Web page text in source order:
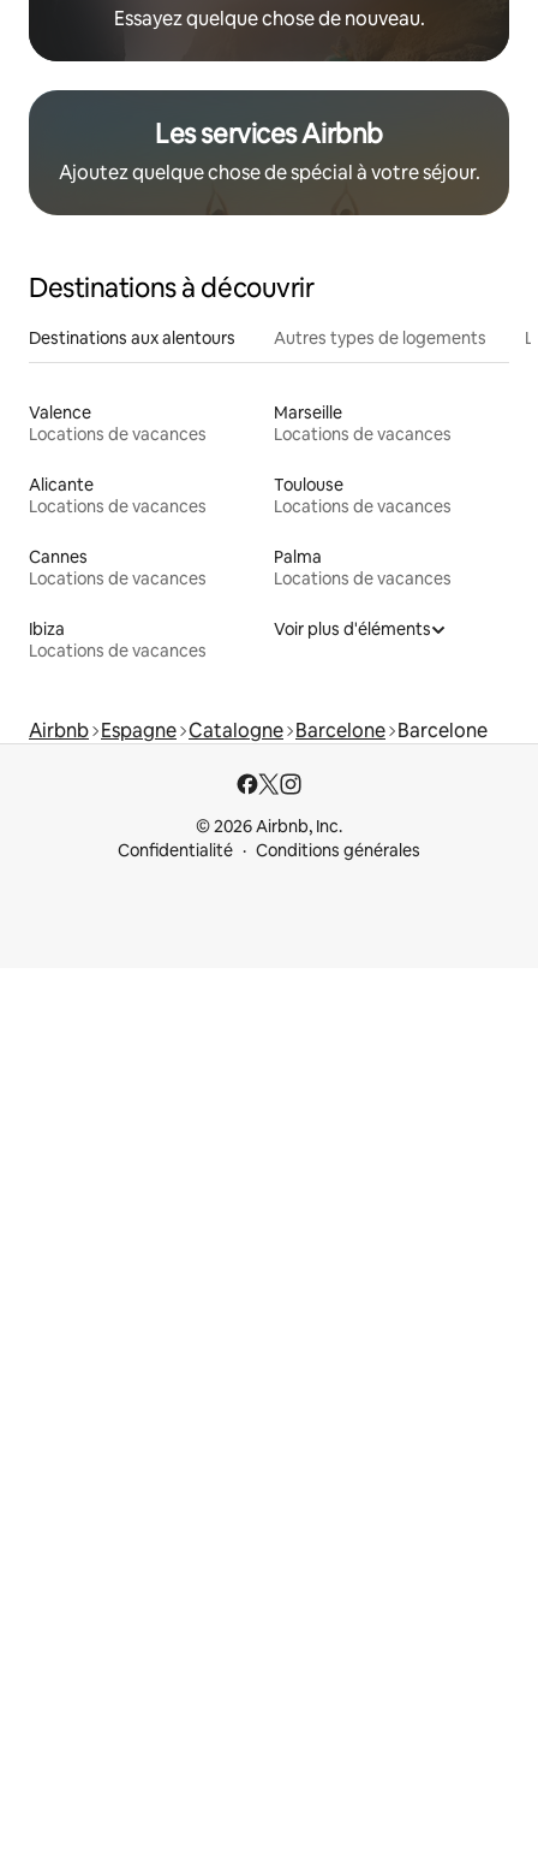
Essayez quelque chose de nouveau.
Les services Airbnb
Ajoutez quelque chose de spécial à votre séjour.
Destinations à découvrir
Destinations aux alentours Autres types de logements
Valence
Locations de vacances
Marseille
Locations de vacances
Alicante
Locations de vacances
Toulouse
Locations de vacances
Cannes
Locations de vacances
Palma
Locations de vacances
Ibiza
Locations de vacances
Voir plus d'éléments
Airbnb Espagne Catalogne Barcelone Barcelone
© 2026 Airbnb, Inc.
Confidentialité
Conditions générales